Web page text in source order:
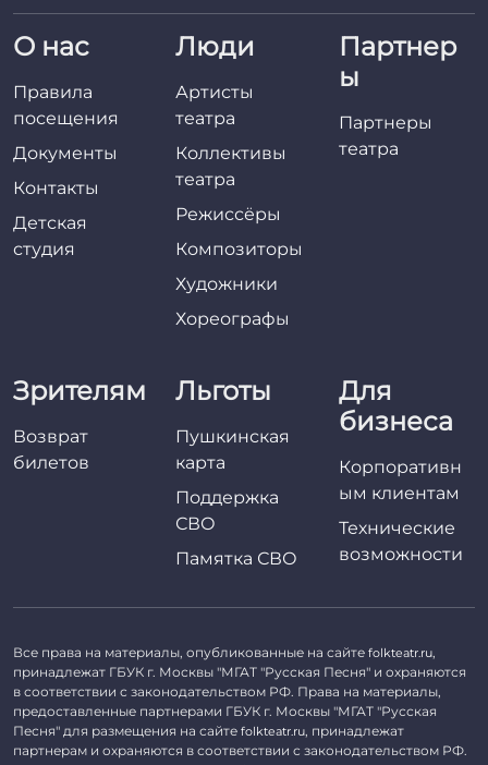
О нас
Правила
посещения
Документы
Контакты
Детская
студия
Люди
Артисты
театра
Коллективы
театра
Режиссёры
Композиторы
Художники
Хореографы
Партнер
ы
Партнеры
театра
Зрителям
Возврат
билетов
Льготы
Пушкинская
карта
Поддержка
СВО
Памятка СВО
Для
бизнеса
Корпоративн
ым клиентам
Технические
возможности
Все права на материалы, опубликованные на сайте folkteatr.ru,
принадлежат ГБУК г. Москвы "МГАТ "Русская Песня" и охраняются
в соответствии с законодательством РФ. Права на материалы,
предоставленные партнерами ГБУК г. Москвы "МГАТ "Русская
Песня" для размещения на сайте folkteatr.ru, принадлежат
партнерам и охраняются в соответствии с законодательством РФ.